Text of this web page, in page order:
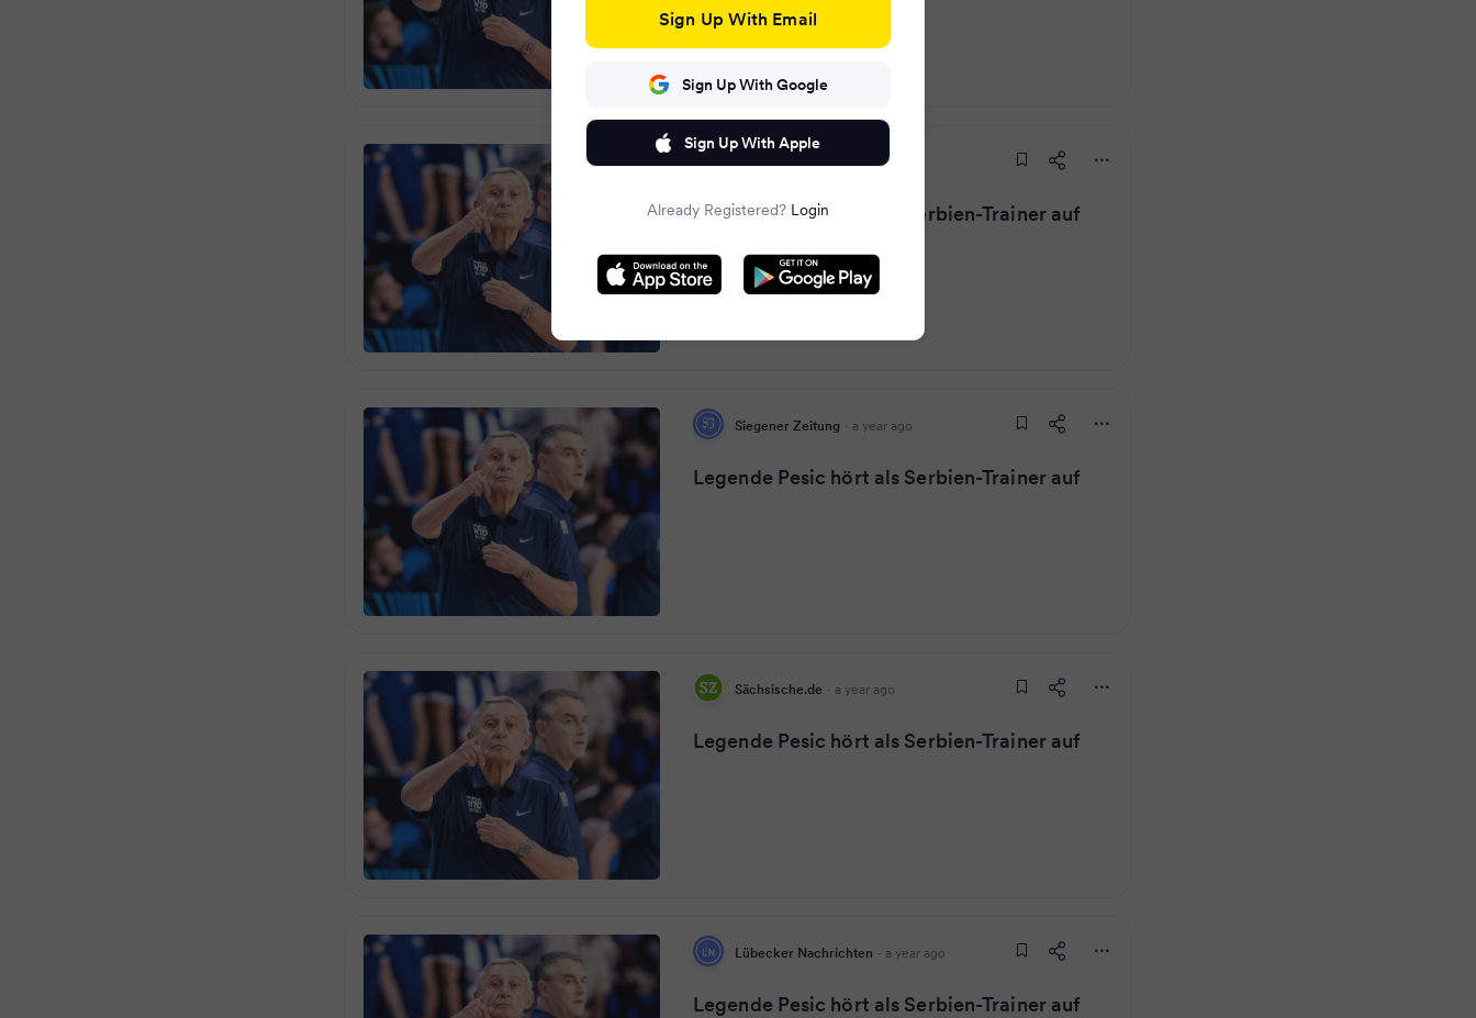
a year ago
Legende Pesic hört als Serbien-Trainer auf
Siegener Zeitung · a year ago
Legende Pesic hört als Serbien-Trainer auf
Sächsische.de · a year ago
Legende Pesic hört als Serbien-Trainer auf
Lübecker Nachrichten · a year ago
Legende Pesic hört als Serbien-Trainer auf
Sign Up With Email
Sign Up With Google
Sign Up With Apple
Already Registered? Login